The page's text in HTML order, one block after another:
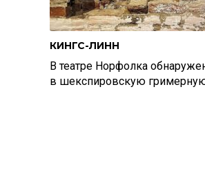
КИНГС-ЛИНН
В театре Норфолка
в шекспировскую